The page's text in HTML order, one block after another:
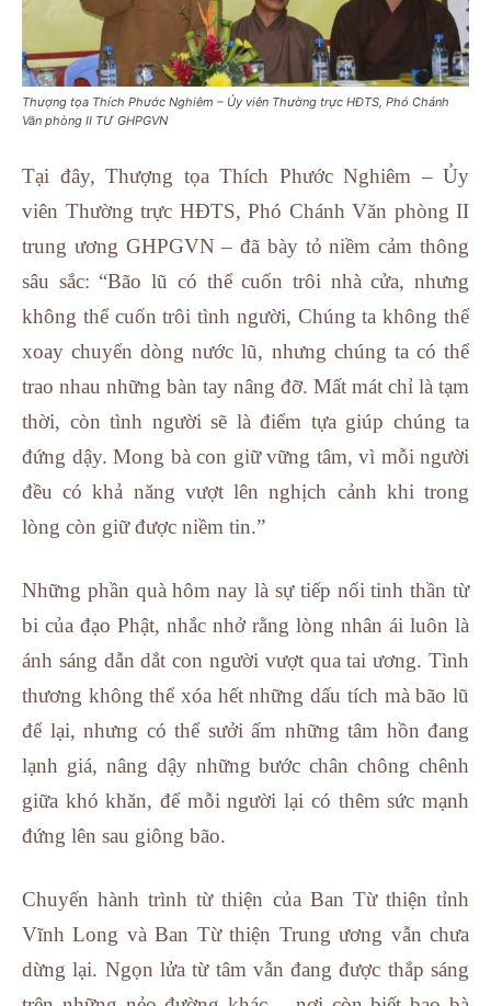
Thượng tọa Thích Phước Nghiêm – Ủy viên Thường trực HĐTS, Phó Chánh
Văn phòng II TƯ GHPGVN
Tại đây, Thượng tọa Thích Phước Nghiêm – Ủy
viên Thường trực HĐTS, Phó Chánh Văn phòng II
trung ương GHPGVN – đã bày tỏ niềm cảm thông
sâu sắc: “Bão lũ có thể cuốn trôi nhà cửa, nhưng
không thể cuốn trôi tình người, Chúng ta không thể
xoay chuyển dòng nước lũ, nhưng chúng ta có thể
trao nhau những bàn tay nâng đỡ. Mất mát chỉ là tạm
thời, còn tình người sẽ là điểm tựa giúp chúng ta
đứng dậy. Mong bà con giữ vững tâm, vì mỗi người
đều có khả năng vượt lên nghịch cảnh khi trong
lòng còn giữ được niềm tin.”
Những phần quà hôm nay là sự tiếp nối tinh thần từ
bi của đạo Phật, nhắc nhở rằng lòng nhân ái luôn là
ánh sáng dẫn dắt con người vượt qua tai ương. Tình
thương không thể xóa hết những dấu tích mà bão lũ
để lại, nhưng có thể sưởi ấm những tâm hồn đang
lạnh giá, nâng dậy những bước chân chông chênh
giữa khó khăn, để mỗi người lại có thêm sức mạnh
đứng lên sau giông bão.
Chuyến hành trình từ thiện của Ban Từ thiện tỉnh
Vĩnh Long và Ban Từ thiện Trung ương vẫn chưa
dừng lại. Ngọn lửa từ tâm vẫn đang được thắp sáng